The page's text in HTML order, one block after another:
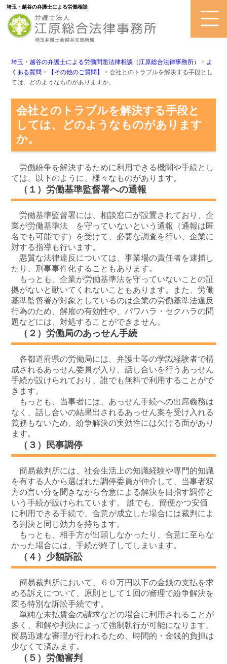
埼玉・越谷の弁護士による労働相談
埼玉・越谷の弁護士による労働問題法律相談（江原総合法律事務所） > よ
くある質問 > 【その他のご質問】 >会社とのトラブルを解決する手段とし
ては、どのようなものがありますか。
会社とのトラブルを解決する手段と
しては、どのようなものがあります
か。
労働紛争を解決するために利用できる機関や手続とし
ては、以下のように、様々なものがあります。
（１）労働基準監督署への通報
労働基準監督署には、相談窓口が設置されており、企
業が労働基準法 を守っていないという通報（通報は匿
名でも可能です）を受けて、必要な調査を行い、企業に
対する指導も行います。
悪質な法律違反については、事業場の責任者を逮捕し
たり、刑事事件化することもあります。
もっとも、企業が労働基準法を守っていないことの証
拠がないと動いてくれないこともあります。また、労働
基準監督署が対象としているのは企業の労働基準法違反
行為のため、解雇の有効性や、パワハラ・セクハラの問
題などには、対処することができません。
（２）労働局のあっせん手続
各都道府県の労働局には、弁護士等の学識経験者で構
成されるあっせん委員が入り、話し合いを行うあっせん
手続が設けられており、誰でも無料で利用することがで
きます。
もっとも、当事者には、あっせん手続への出席義務は
なく、話し合いの結果出されるあっせん案を受け入れる
義務もないため、紛争解決の実効性には欠ける面があり
ます。
（３）民事調停
簡易裁判所には、社会生活上の知識経験や専門的知識
を有する人から選ばれた調停委員が仲介して、当事者双
方の言い分を聞きながら合意による解決を目指す調停と
いう手続が設けられています。 誰でも、簡便かつ安価
に利用できる手続で、合意が成立した場合には裁判によ
る判決と同じ効力を持ちます。
もっとも、相手方が出頭しなかったり、合意に至らな
かった場合には、手続が終了してしまいます。
（４）少額訴訟
簡易裁判所において、６０万円以下の金銭の支払を求
める訴えについて、原則として１回の審理で紛争解決を
図る特別な訴訟手続です。
単純な未払賃金の請求などの場合に利用されることが
多く、和解や判決によって強制執行が可能になります。
簡易迅速な審理が行われるため、時間的・金銭的負担は
少なくて済みます。
（５）労働審判